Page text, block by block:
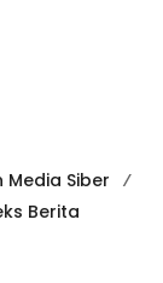
Media Siber
Berita